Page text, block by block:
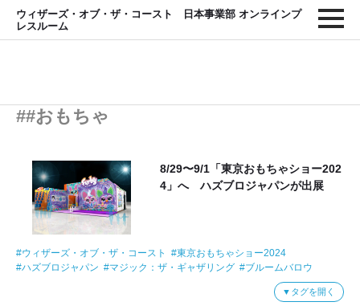
ウィザーズ・オブ・ザ・コースト 日本事業部 オンラインプ
レスルーム
##おもちゃ
8/29〜9/1「東京おもちゃショー202
4」へ ハズブロジャパンが出展
ウィザーズ・オブ・ザ・コースト
東京おもちゃショー2024
ハズブロジャパン
マジック：ザ・ギャザリング
ブルームバロウ
タグを開く